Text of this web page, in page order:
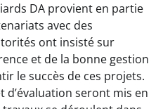
DA provient en partie
avec des
ont insisté sur
et de la bonne gestion
le succès de ces projets.
d’évaluation seront mis en